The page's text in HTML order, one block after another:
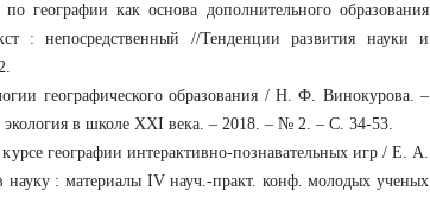
географии как основа дополнительного образования
: непосредственный //Тенденции развития науки и
географического образования / Н. Ф. Винокурова. –
экология в школе XXI века. – 2018. – № 2. – С. 34-53.
географии интерактивно-познавательных игр / Е. А.
: материалы IV науч.-практ. конф. молодых ученых